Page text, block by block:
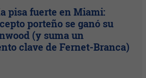
pisa fuerte en Miami:
porteño se ganó su
(y suma un
clave de Fernet-Branca)